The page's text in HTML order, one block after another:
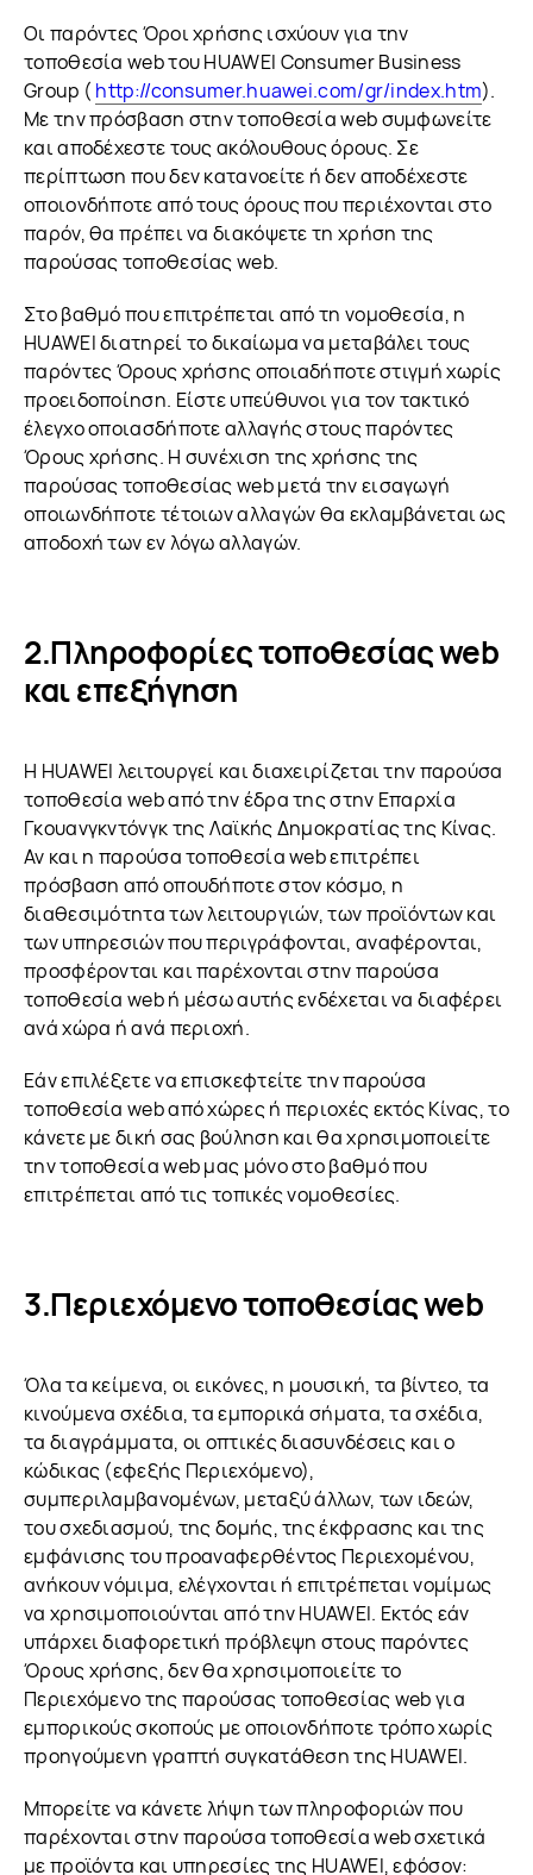
Οι παρόντες Όροι χρήσης ισχύουν για την
τοποθεσία web του HUAWEI Consumer Business
Group ( http://consumer.huawei.com/gr/index.htm).
Με την πρόσβαση στην τοποθεσία web συμφωνείτε
και αποδέχεστε τους ακόλουθους όρους. Σε
περίπτωση που δεν κατανοείτε ή δεν αποδέχεστε
οποιονδήποτε από τους όρους που περιέχονται στο
παρόν, θα πρέπει να διακόψετε τη χρήση της
παρούσας τοποθεσίας web.
Στο βαθμό που επιτρέπεται από τη νομοθεσία, η
HUAWEI διατηρεί το δικαίωμα να μεταβάλει τους
παρόντες Όρους χρήσης οποιαδήποτε στιγμή χωρίς
προειδοποίηση. Είστε υπεύθυνοι για τον τακτικό
έλεγχο οποιασδήποτε αλλαγής στους παρόντες
Όρους χρήσης. Η συνέχιση της χρήσης της
παρούσας τοποθεσίας web μετά την εισαγωγή
οποιωνδήποτε τέτοιων αλλαγών θα εκλαμβάνεται ως
αποδοχή των εν λόγω αλλαγών.
Πληροφορίες τοποθεσίας web
και επεξήγηση
Η HUAWEI λειτουργεί και διαχειρίζεται την παρούσα
τοποθεσία web από την έδρα της στην Επαρχία
Γκουανγκντόνγκ της Λαϊκής Δημοκρατίας της Κίνας.
Αν και η παρούσα τοποθεσία web επιτρέπει
πρόσβαση από οπουδήποτε στον κόσμο, η
διαθεσιμότητα των λειτουργιών, των προϊόντων και
των υπηρεσιών που περιγράφονται, αναφέρονται,
προσφέρονται και παρέχονται στην παρούσα
τοποθεσία web ή μέσω αυτής ενδέχεται να διαφέρει
ανά χώρα ή ανά περιοχή.
Εάν επιλέξετε να επισκεφτείτε την παρούσα
τοποθεσία web από χώρες ή περιοχές εκτός Κίνας, το
κάνετε με δική σας βούληση και θα χρησιμοποιείτε
την τοποθεσία web μας μόνο στο βαθμό που
επιτρέπεται από τις τοπικές νομοθεσίες.
Περιεχόμενο τοποθεσίας web
Όλα τα κείμενα, οι εικόνες, η μουσική, τα βίντεο, τα
κινούμενα σχέδια, τα εμπορικά σήματα, τα σχέδια,
τα διαγράμματα, οι οπτικές διασυνδέσεις και ο
κώδικας (εφεξής Περιεχόμενο),
συμπεριλαμβανομένων, μεταξύ άλλων, των ιδεών,
του σχεδιασμού, της δομής, της έκφρασης και της
εμφάνισης του προαναφερθέντος Περιεχομένου,
ανήκουν νόμιμα, ελέγχονται ή επιτρέπεται νομίμως
να χρησιμοποιούνται από την HUAWEI. Εκτός εάν
υπάρχει διαφορετική πρόβλεψη στους παρόντες
Όρους χρήσης, δεν θα χρησιμοποιείτε το
Περιεχόμενο της παρούσας τοποθεσίας web για
εμπορικούς σκοπούς με οποιονδήποτε τρόπο χωρίς
προηγούμενη γραπτή συγκατάθεση της HUAWEI.
Μπορείτε να κάνετε λήψη των πληροφοριών που
παρέχονται στην παρούσα τοποθεσία web σχετικά
με προϊόντα και υπηρεσίες της HUAWEI, εφόσον: